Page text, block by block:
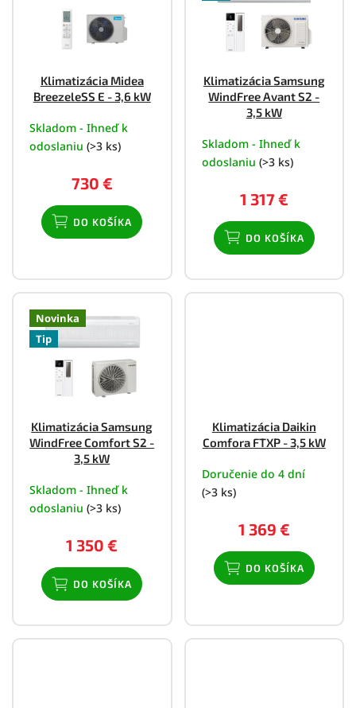
Klimatizácia Midea
BreezeleSS E - 3,6 kW
Skladom - Ihneď k
odoslaniu (>3 ks)
730 €
DO KOŠÍKA
Klimatizácia Samsung
WindFree Avant S2 -
3,5 kW
Skladom - Ihneď k
odoslaniu (>3 ks)
1 317 €
DO KOŠÍKA
Novinka
Tip
Klimatizácia Samsung
WindFree Comfort S2 -
3,5 kW
Skladom - Ihneď k
odoslaniu (>3 ks)
1 350 €
DO KOŠÍKA
Klimatizácia Daikin
Comfora FTXP - 3,5 kW
Doručenie do 4 dní
(>3 ks)
1 369 €
DO KOŠÍKA